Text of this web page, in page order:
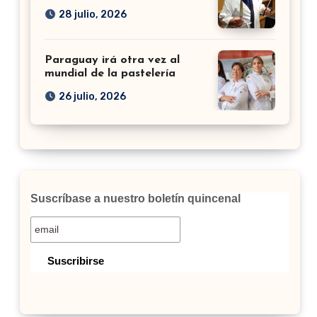
28 julio, 2026
Paraguay irá otra vez al
mundial de la pastelería
26 julio, 2026
Suscríbase a nuestro boletín quincenal